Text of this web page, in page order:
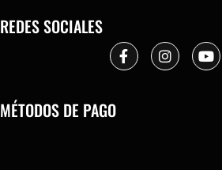
REDES SOCIALES
MÉTODOS DE PAGO